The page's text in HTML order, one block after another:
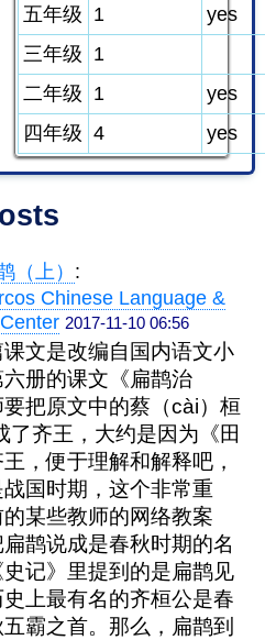
五年级 1
yes
三年级 1
二年级 1
yes
四年级 4 yes
（上） :
Chinese Language &
2017-11-10 06:56
文是改编自国内语文小
册的课文《扁鹊治
把原文中的蔡（cài）桓
了齐王，大约是因为《田
，便于理解和解释吧，
国时期，这个非常重
某些教师的网络教案
鹊说成是春秋时期的名
记》里提到的是扁鹊见
上最有名的齐桓公是春
霸之首。那么，扁鹊到